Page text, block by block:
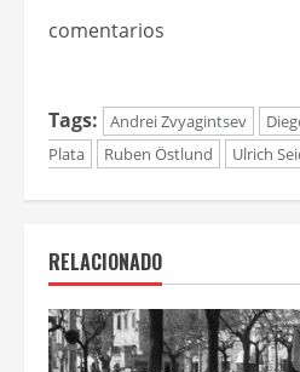
comentarios
Tags: Andrei Zvyagintsev
Plata
Ruben Östlund Ulrich
RELACIONADO